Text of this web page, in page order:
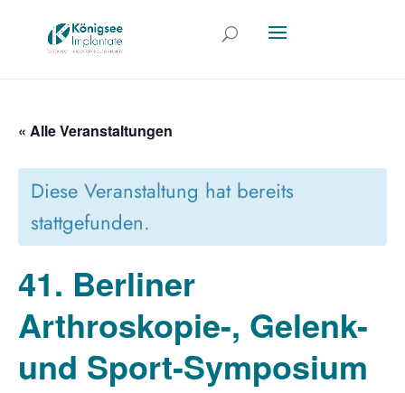
« Alle Veranstaltungen
Diese Veranstaltung hat bereits
stattgefunden.
41. Berliner
Arthroskopie-, Gelenk-
und Sport-Symposium